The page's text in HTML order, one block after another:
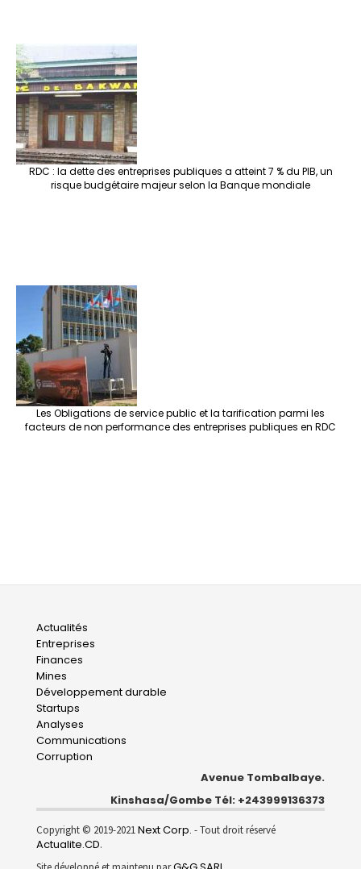
RDC : la dette des entreprises publiques a atteint 7 % du PIB, un
risque budgétaire majeur selon la Banque mondiale
Les Obligations de service public et la tarification parmi les
facteurs de non performance des entreprises publiques en RDC
Main
navigation
Actualités
Entreprises
Finances
Mines
Développement durable
Startups
Analyses
Communications
Corruption
Avenue Tombalbaye.
Kinshasa/Gombe Tél: +243999136373
Copyright © 2019-2021Next Corp. - Tout droit réservé
Actualite.CD.